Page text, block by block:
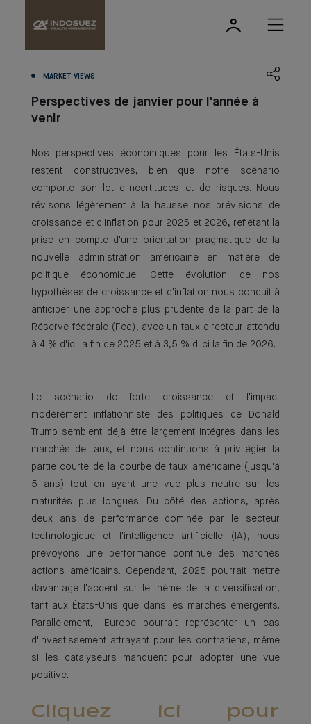
MARKET VIEWS
Perspectives de janvier pour l'année à
venir
Nos perspectives économiques pour les États-Unis
restent constructives, bien que notre scénario
comporte son lot d'incertitudes et de risques. Nous
révisons légèrement à la hausse nos prévisions de
croissance et d'inflation pour 2025 et 2026, reflétant la
prise en compte d'une orientation pragmatique de la
nouvelle administration américaine en matière de
politique économique. Cette évolution de nos
hypothèses de croissance et d'inflation nous conduit à
anticiper une approche plus prudente de la part de la
Réserve fédérale (Fed), avec un taux directeur attendu
à 4 % d'ici la fin de 2025 et à 3,5 % d'ici la fin de 2026.
Le scénario de forte croissance et l'impact
modérément inflationniste des politiques de Donald
Trump semblent déjà être largement intégrés dans les
marchés de taux, et nous continuons à privilégier la
partie courte de la courbe de taux américaine (jusqu'à
5 ans) tout en ayant une vue plus neutre sur les
maturités plus longues. Du côté des actions, après
deux ans de performance dominée par le secteur
technologique et l'intelligence artificielle (IA), nous
prévoyons une performance continue des marchés
actions américains. Cependant, 2025 pourrait mettre
davantage l'accent sur le thème de la diversification,
tant aux États-Unis que dans les marchés émergents.
Parallèlement, l'Europe pourrait représenter un cas
d'investissement attrayant pour les contrariens, même
si les catalyseurs manquent pour adopter une vue
positive.
Cliquez ici pour